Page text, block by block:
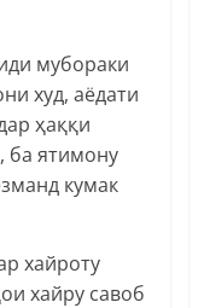
мубораки
худ, аёдати
ҳаққи
ба ятимону
кумак
хайроту
хайру савоб